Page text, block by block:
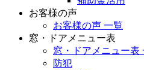
お客様の声
お客様の声 一覧
窓・ドアメニュー表
窓・ドアメニュー表
防犯